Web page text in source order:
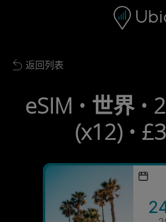
Back to list
返回列表
eSIM • 世界 •
(x12) •